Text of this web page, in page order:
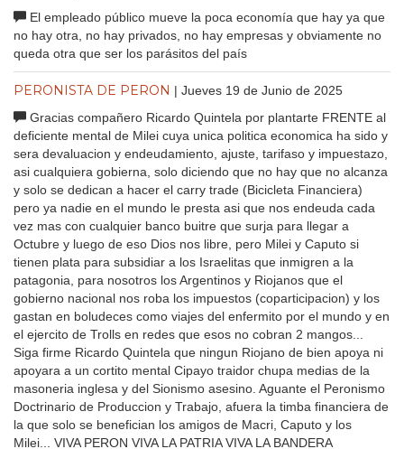
El empleado público mueve la poca economía que hay ya que
no hay otra, no hay privados, no hay empresas y obviamente no
queda otra que ser los parásitos del país
PERONISTA DE PERON | Jueves 19 de Junio de 2025
Gracias compañero Ricardo Quintela por plantarte FRENTE al
deficiente mental de Milei cuya unica politica economica ha sido y
sera devaluacion y endeudamiento, ajuste, tarifaso y impuestazo,
asi cualquiera gobierna, solo diciendo que no hay que no alcanza
y solo se dedican a hacer el carry trade (Bicicleta Financiera)
pero ya nadie en el mundo le presta asi que nos endeuda cada
vez mas con cualquier banco buitre que surja para llegar a
Octubre y luego de eso Dios nos libre, pero Milei y Caputo si
tienen plata para subsidiar a los Israelitas que inmigren a la
patagonia, para nosotros los Argentinos y Riojanos que el
gobierno nacional nos roba los impuestos (coparticipacion) y los
gastan en boludeces como viajes del enfermito por el mundo y en
el ejercito de Trolls en redes que esos no cobran 2 mangos...
Siga firme Ricardo Quintela que ningun Riojano de bien apoya ni
apoyara a un cortito mental Cipayo traidor chupa medias de la
masoneria inglesa y del Sionismo asesino. Aguante el Peronismo
Doctrinario de Produccion y Trabajo, afuera la timba financiera de
la que solo se benefician los amigos de Macri, Caputo y los
Milei... VIVA PERON VIVA LA PATRIA VIVA LA BANDERA